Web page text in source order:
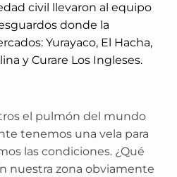
civil llevaron al equipo
donde la
Yurayaco, El Hacha,
y Curare Los Ingleses.
el pulmón del mundo
tenemos una vela para
las condiciones. ¿Qué
nuestra zona obviamente